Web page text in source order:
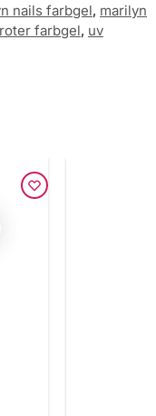
nails farbgel, marilyn
roter farbgel, uv